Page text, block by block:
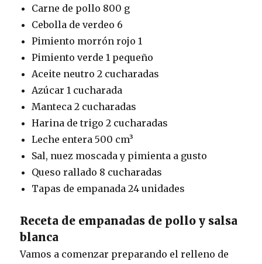
Carne de pollo 800 g
Cebolla de verdeo 6
Pimiento morrón rojo 1
Pimiento verde 1 pequeño
Aceite neutro 2 cucharadas
Azúcar 1 cucharada
Manteca 2 cucharadas
Harina de trigo 2 cucharadas
Leche entera 500 cm³
Sal, nuez moscada y pimienta a gusto
Queso rallado 8 cucharadas
Tapas de empanada 24 unidades
Receta de empanadas de pollo y salsa
blanca
Vamos a comenzar preparando el relleno de